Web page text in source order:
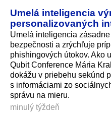
Umelá inteligencia
personalizovaných
Umelá inteligencia
bezpečnosti a zrýchľuje
phishingových útokov. Ako
Qubit Conference Mária
dokážu v priebehu sekúnd
s informáciami zo
správu na mieru.
minulý týždeň